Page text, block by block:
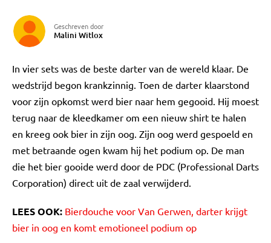
Geschreven door
Malini Witlox
In vier sets was de beste darter van de wereld klaar. De
wedstrijd begon krankzinnig. Toen de darter klaarstond
voor zijn opkomst werd bier naar hem gegooid. Hij moest
terug naar de kleedkamer om een nieuw shirt te halen
en kreeg ook bier in zijn oog. Zijn oog werd gespoeld en
met betraande ogen kwam hij het podium op. De man
die het bier gooide werd door de PDC (Professional Darts
Corporation) direct uit de zaal verwijderd.
LEES OOK: Bierdouche voor Van Gerwen, darter krijgt
bier in oog en komt emotioneel podium op